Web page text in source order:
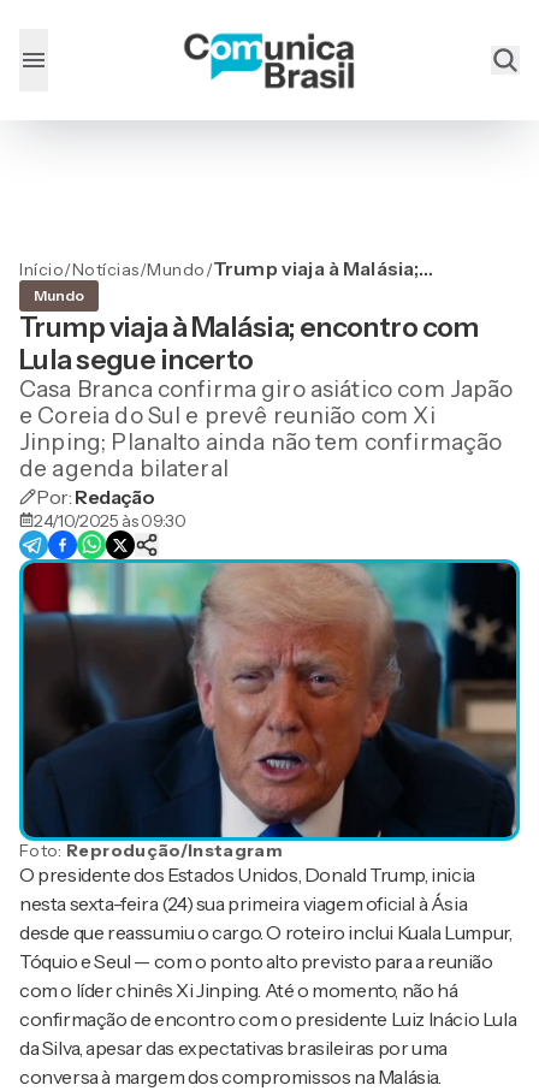
Início/Notícias/Mundo/Trump viaja à Malásia;
incerto
Mundo
Trump viaja à Malásia; encontro com
Lula segue incerto
Casa Branca confirma giro asiático com Japão
e Coreia do Sul e prevê reunião com Xi
Jinping; Planalto ainda não tem confirmação
de agenda bilateral
Por: Redação
24/10/2025 às 09:30
Foto: Reprodução/Instagram
O presidente dos Estados Unidos, Donald Trump, inicia
nesta sexta-feira (24) sua primeira viagem oficial à Ásia
desde que reassumiu o cargo. O roteiro inclui Kuala Lumpur,
Tóquio e Seul — com o ponto alto previsto para a reunião
com o líder chinês Xi Jinping. Até o momento, não há
confirmação de encontro com o presidente Luiz Inácio Lula
da Silva, apesar das expectativas brasileiras por uma
conversa à margem dos compromissos na Malásia.